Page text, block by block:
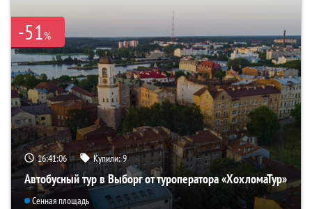
-51%
16:41:04 Купили:9
Автобусный тур в Выборг от туроператора «ХохломаТур»
Сенная площадь